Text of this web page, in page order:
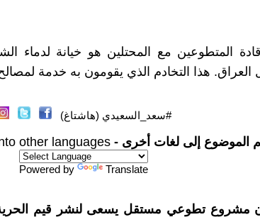
المتطوعين مع المحتلين هو خيانة لدماء
العراق. هذا التخادم الذي يقومون به خدمة لمصالح
#سعد_السعيدي (هاشتاغ)
الموضوع إلى لغات أخرى - other languages
Powered by Translate
مشروع تطوعي مستقل يسعى لنشر قيم الحرية،